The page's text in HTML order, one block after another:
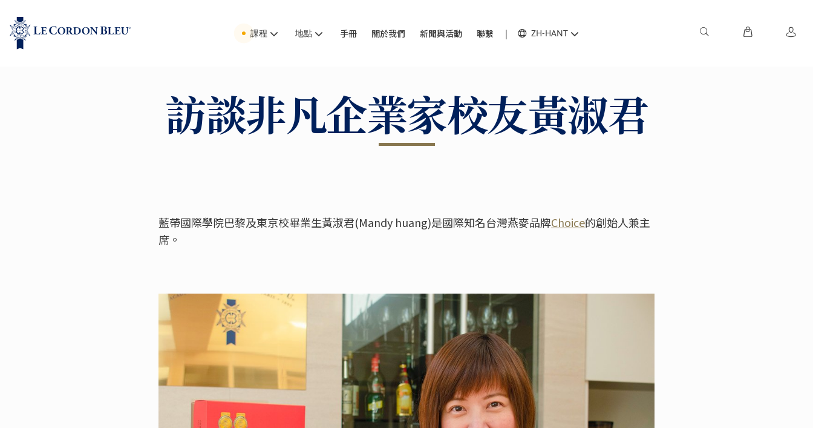
課程 地點 手冊 關於我們 新聞與活動 聯繫 ZH-HANT
訪談非凡企業家校友黃淑君
藍帶國際學院巴黎及東京校畢業生黃淑君(Mandy huang)是國際知名台灣燕麥品牌Choice的創始人兼主
席。